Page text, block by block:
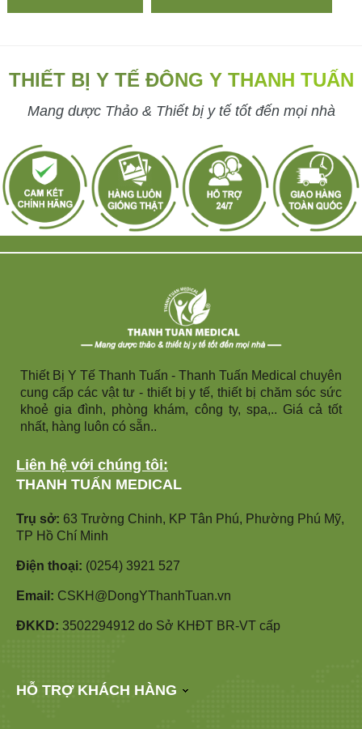
THIẾT BỊ Y TẾ ĐÔNG Y THANH TUẤN
Mang dược Thảo & Thiết bị y tế tốt đến mọi nhà
Thiết Bị Y Tế Thanh Tuấn - Thanh Tuấn Medical chuyên
cung cấp các vật tư - thiết bị y tế, thiết bị chăm sóc sức
khoẻ gia đình, phòng khám, công ty, spa,.. Giá cả tốt
nhất, hàng luôn có sẵn..
Liên hệ với chúng tôi:
THANH TUẤN MEDICAL
Trụ sở: 63 Trường Chinh, KP Tân Phú, Phường Phú Mỹ,
TP Hồ Chí Minh
Điện thoại: (0254) 3921 527
Email: CSKH@DongYThanhTuan.vn
ĐKKD: 3502294912 do Sở KHĐT BR-VT cấp
HỖ TRỢ KHÁCH HÀNG